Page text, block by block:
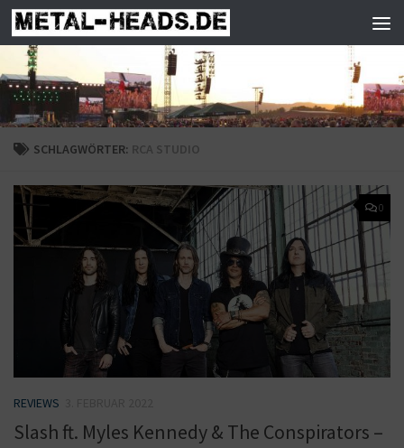
Zum Inhalt springen
SCHLAGWÖRTER: RCA STUDIO
0
REVIEWS
Slash ft. Myles Kennedy & The Conspirators –